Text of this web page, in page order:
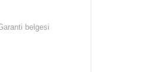
belgesi